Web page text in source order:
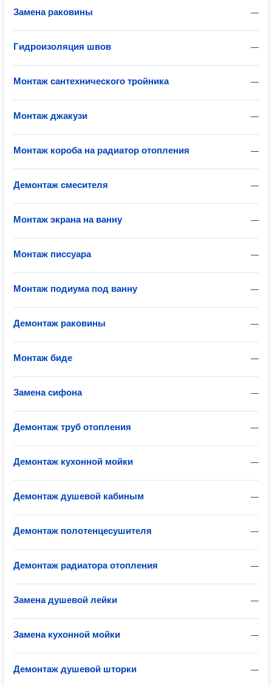
—
Замена раковины
—
Гидроизоляция швов
—
Монтаж сантехнического тройника
—
Монтаж джакузи
—
Монтаж короба на радиатор отопления
—
Демонтаж смесителя
—
Монтаж экрана на ванну
—
Монтаж писсуара
—
Монтаж подиума под ванну
—
Демонтаж раковины
—
Монтаж биде
—
Замена сифона
—
Демонтаж труб отопления
—
Демонтаж кухонной мойки
—
Демонтаж душевой кабиным
—
Демонтаж полотенцесушителя
—
Демонтаж радиатора отопления
—
Замена душевой лейки
—
Замена кухонной мойки
—
Демонтаж душевой шторки